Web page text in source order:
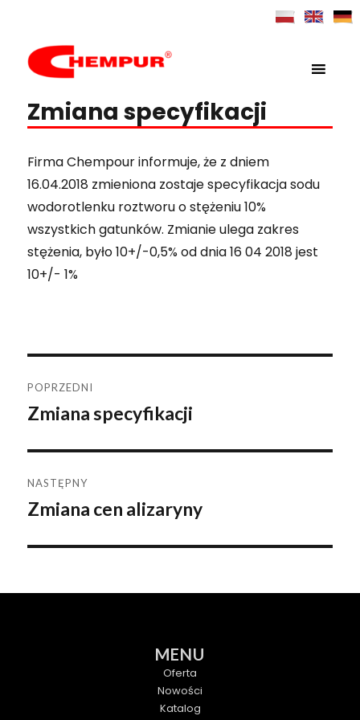
Chempur
Zmiana specyfikacji
Firma Chempour informuje, że z dniem
16.04.2018 zmieniona zostaje specyfikacja sodu
wodorotlenku roztworu o stężeniu 10%
wszystkich gatunków. Zmianie ulega zakres
stężenia, było 10+/-0,5% od dnia 16 04 2018 jest
10+/- 1%
Nawigacja
wpisu
POPRZEDNI
Poprzedni
Zmiana specyfikacji
NASTĘPNY
Następny
Zmiana cen alizaryny
MENU
Oferta
Nowości
Katalog